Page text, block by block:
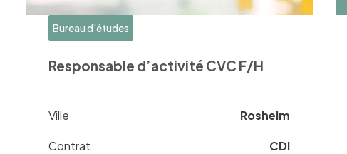
Bureau d'études
Responsable d’activité CVC F/H
Ville Rosheim
Contrat CDI